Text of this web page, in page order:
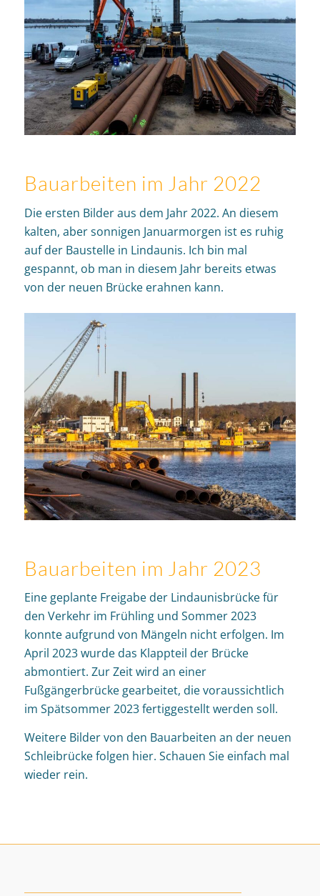
Bauarbeiten im Jahr 2022
Die ersten Bilder aus dem Jahr 2022. An diesem
kalten, aber sonnigen Januarmorgen ist es ruhig
auf der Baustelle in Lindaunis. Ich bin mal
gespannt, ob man in diesem Jahr bereits etwas
von der neuen Brücke erahnen kann.
Bauarbeiten im Jahr 2023
Eine geplante Freigabe der Lindaunisbrücke für
den Verkehr im Frühling und Sommer 2023
konnte aufgrund von Mängeln nicht erfolgen. Im
April 2023 wurde das Klappteil der Brücke
abmontiert. Zur Zeit wird an einer
Fußgängerbrücke gearbeitet, die voraussichtlich
im Spätsommer 2023 fertiggestellt werden soll.
Weitere Bilder von den Bauarbeiten an der neuen
Schleibrücke folgen hier. Schauen Sie einfach mal
wieder rein.